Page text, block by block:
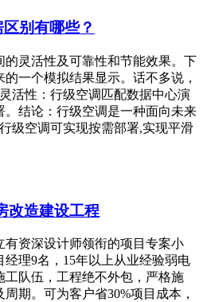
别有哪些？
灵活性及可靠性和节能效果。下
一个模拟结果显示。话不多说，
活性：行级空调匹配数据中心演
结论：行级空调是一种面向未来
级空调可实现按需部署,实现平滑
改造建设工程
资深设计师领衔的项目专案小
理9名，15年以上从业经验弱电
工队伍，工程绝不外包，严格施
期。可为客户省30%项目成本，